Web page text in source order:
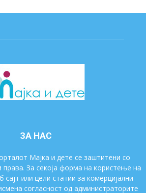
ЗА НАС
Мајка и дете се заштитени со
права. За секоја форма на користење на
сајт или цели статии за комерцијални
согласност од администраторите